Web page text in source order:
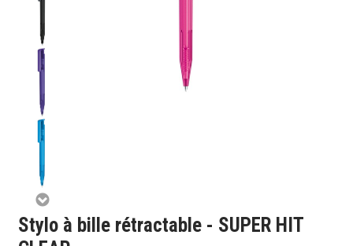
Stylo à bille rétractable - SUPER HIT